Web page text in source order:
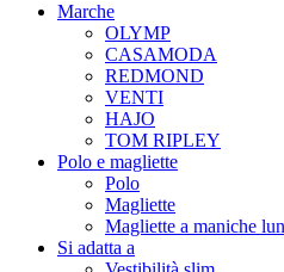
Marche
OLYMP
CASAMODA
REDMOND
VENTI
HAJO
TOM RIPLEY
Polo e magliette
Polo
Magliette
Magliette a maniche
Si adatta a